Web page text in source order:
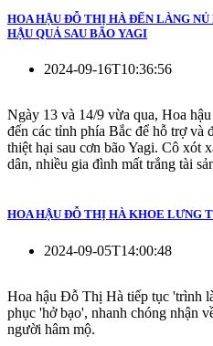
HOA HẬU ĐỖ THỊ HÀ ĐẾN LÀNG NỦ
HẬU QUẢ SAU BÃO YAGI
2024-09-16T10:36:56
Ngày 13 và 14/9 vừa qua, Hoa
đến các tỉnh phía Bắc để hỗ trợ và
thiệt hại sau cơn bão Yagi. Cô xót
dân, nhiều gia đình mất trắng tài
HOA HẬU ĐỖ THỊ HÀ KHOE LƯNG
2024-09-05T14:00:48
Hoa hậu Đỗ Thị Hà tiếp tục 'trình
phục 'hở bạo', nhanh chóng nhận
người hâm mộ.